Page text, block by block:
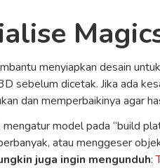
menyiapkan desain
sebelum dicetak. Jika ada
dan memperbaikinya agar
model pada “build
atau menggeser
juga ingin mengunduh: